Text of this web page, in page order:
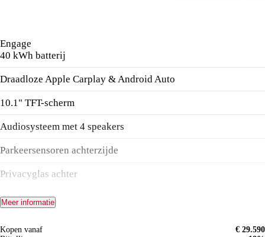
Engage
40 kWh batterij
Draadloze Apple Carplay & Android Auto
10.1" TFT-scherm
Audiosysteem met 4 speakers
Parkeersensoren achterzijde
Privacyglas achter
18" stalen velgen met design wieldoppen
Meer informatie
Kopen vanaf
€ 29.590